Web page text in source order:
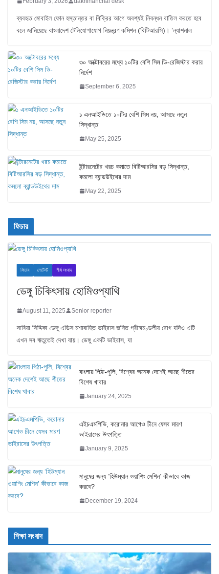
ব্যবহৃত মোবাইল ফোন হস্তান্তর বা বিক্রির আগে অবশ্যই নিবন্ধন বাতিল করতে হবে
বলে জানিয়েছে বাংলাদেশ টেলিযোগাযোগ নিয়ন্ত্রণ কমিশন (বিটিআরসি)। ‘ন্যাশনাল
৩০ অক্টোবরের মধ্যে ১০টির বেশি সিম ডি-রেজিস্টার করার
নির্দেশ
September 6, 2025
১ এনআইডিতে ১০টির বেশি সিম নয়, আসছে নতুন
সিদ্ধান্ত
May 25, 2025
ইন্টারনেটের খরচ কমাতে বিটিআরসির বড় সিদ্ধান্ত,
কমলো ব্যান্ডউইথের দাম
May 22, 2025
ফিচার
ফিচার লেটেস্ট শীর্ষ সংবাদ
ডেঙ্গু চিকিৎসায় হোমিওপ্যাথি
August 11, 2025 Senior reporter
সাবিয়া সিদ্দিকা ডেঙ্গু এডিস মশাবাহিত ভাইরাস জনিত গ্রীষ্মমণ্ডলীয় রোগ যদিও এটি
এখন সব ঋতুতেই দেখা যায়। ডেঙ্গু একটি ভাইরাস, যা
বাংলায় পিঠা-পুলি, বিশ্বের অনেক দেশেই আছে শীতের
বিশেষ খাবার
January 24, 2025
এইচএমপিভি, করোনার আগেও চীনে যেসব মারণ
ভাইরাসের উৎপত্তি
January 9, 2025
মানুষের জন্য ‘হিউম্যান ওয়াশিং মেশিন’ কীভাবে কাজ
করবে?
December 19, 2024
শিক্ষা সংবাদ